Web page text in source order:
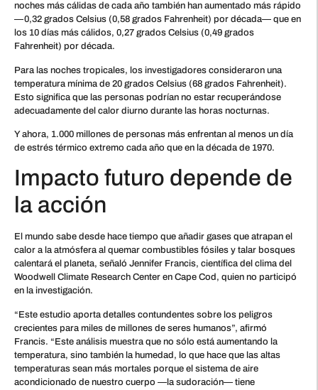
noches más cálidas de cada año también han aumentado más rápido
—0,32 grados Celsius (0,58 grados Fahrenheit) por década— que en
los 10 días más cálidos, 0,27 grados Celsius (0,49 grados
Fahrenheit) por década.
Para las noches tropicales, los investigadores consideraron una
temperatura mínima de 20 grados Celsius (68 grados Fahrenheit).
Esto significa que las personas podrían no estar recuperándose
adecuadamente del calor diurno durante las horas nocturnas.
Y ahora, 1.000 millones de personas más enfrentan al menos un día
de estrés térmico extremo cada año que en la década de 1970.
Impacto futuro depende de
la acción
El mundo sabe desde hace tiempo que añadir gases que atrapan el
calor a la atmósfera al quemar combustibles fósiles y talar bosques
calentará el planeta, señaló Jennifer Francis, científica del clima del
Woodwell Climate Research Center en Cape Cod, quien no participó
en la investigación.
“Este estudio aporta detalles contundentes sobre los peligros
crecientes para miles de millones de seres humanos”, afirmó
Francis. “Este análisis muestra que no sólo está aumentando la
temperatura, sino también la humedad, lo que hace que las altas
temperaturas sean más mortales porque el sistema de aire
acondicionado de nuestro cuerpo —la sudoración— tiene